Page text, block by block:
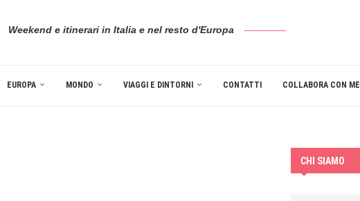
Weekend e itinerari in Italia e nel resto d'Europa
EUROPA MONDO VIAGGI E DINTORNI CONTATTI COLLABORA CON ME
CHI SIAMO